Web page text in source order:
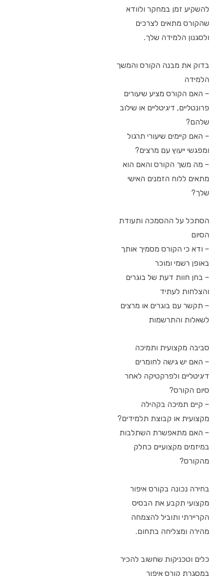
להשקיע זמן במחקר ולוודא
שהקורס מתאים לצרכים
ולסגנון הלמידה שלך.
בדוק את מבנה הקורס והמשך
הלמידה
– האם הקורס מציע שיעורים
פרונטליים, דיגיטליים או שילוב
שלהם?
– האם קיימים שיעורי תרגול
ומפגשי ייעוץ עם מרצים?
– מה משך הקורס והאם הוא
מתאים ללוח הזמנים האישי
שלך?
הסתכל על ההסמכה ותעודת
הסיום
– ודא כי הקורס מסמיך אותך
באופן רשמי ומוכר
– בחן חוות דעת של בוגרים
והצלחות לעתיד
– תקשר עם בוגרים או מרצים
לשאלות והתרשמות
סביבה מקצועית ותמיכה
– האם יש גישה לחומרים
דיגיטליים ולפרקטיקה לאחר
סיום הקורס?
– קיים תמיכה בקהילה
מקצועית או קבוצת תלמידים?
– האם מתאפשרת השתלבות
במיזמים מקצועיים כחלק
מהקורס?
בחירה נכונה בקורס איפור
מקצועי תקבע את הבסיס
הקריירתי ותוביל להצמחה
מהירה ומצליחה בתחום.
כלים וטכניקות שחשוב להכיר
במסגרת קורס איפור